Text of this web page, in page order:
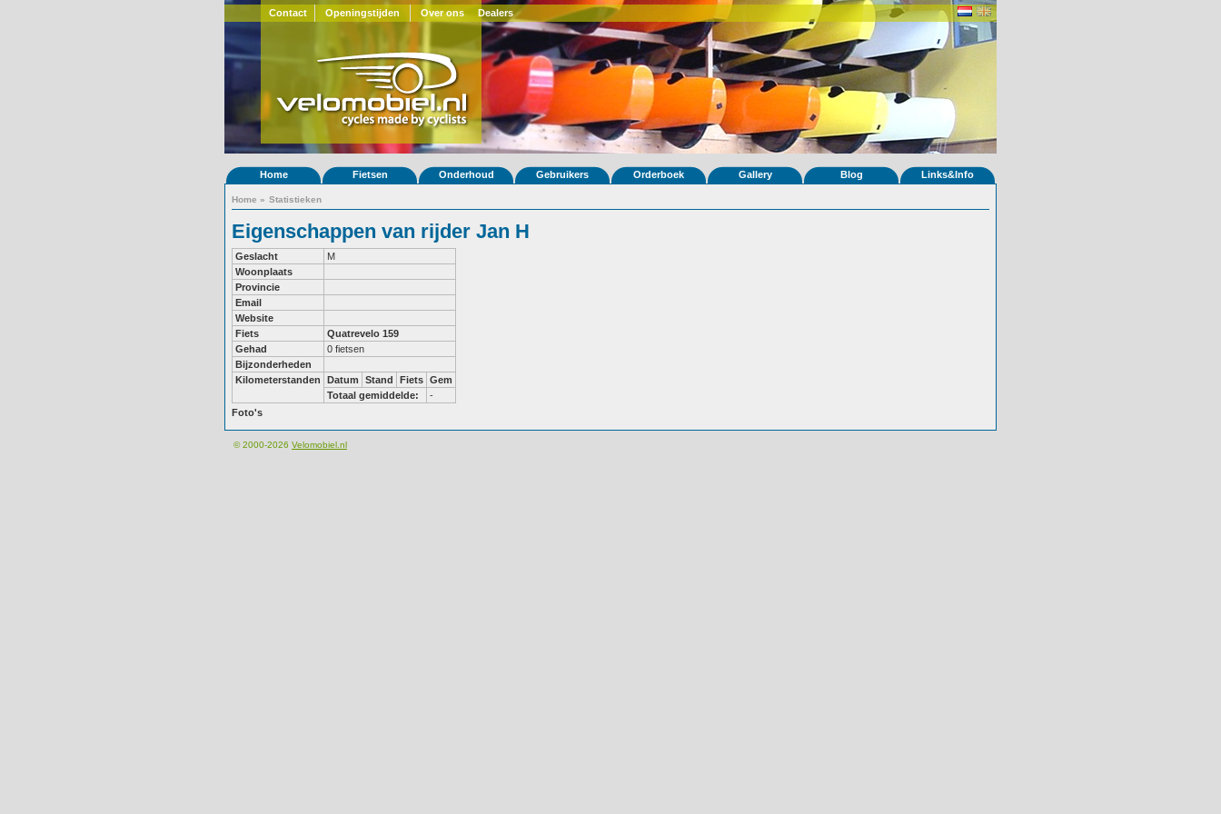
Contact Openingstijden Over ons Dealers
Home Fietsen Onderhoud Gebruikers Orderboek Gallery Blog Links&Info
Home » Statistieken
Eigenschappen van rijder Jan H
Geslacht
M
Woonplaats
Provincie
Email
Website
Fiets
Quatrevelo 159
Gehad
0 fietsen
Bijzonderheden
Kilometerstanden
Datum Stand Fiets Gem
Totaal gemiddelde:
-
Foto's
© 2000-2026 Velomobiel.nl